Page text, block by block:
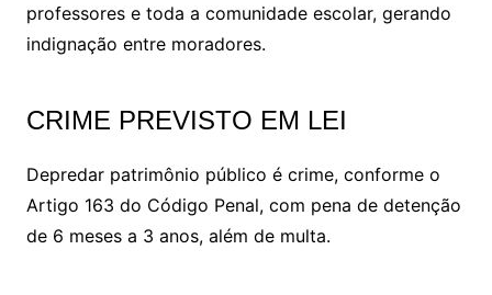
professores e toda a comunidade escolar, gerando
indignação entre moradores.
CRIME PREVISTO EM LEI
Depredar patrimônio público é crime, conforme o
Artigo 163 do Código Penal, com pena de detenção
de 6 meses a 3 anos, além de multa.